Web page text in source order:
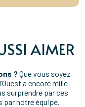
AIMER
?Que vous soyez
a encore mille
surprendre par ces
par notre équipe.